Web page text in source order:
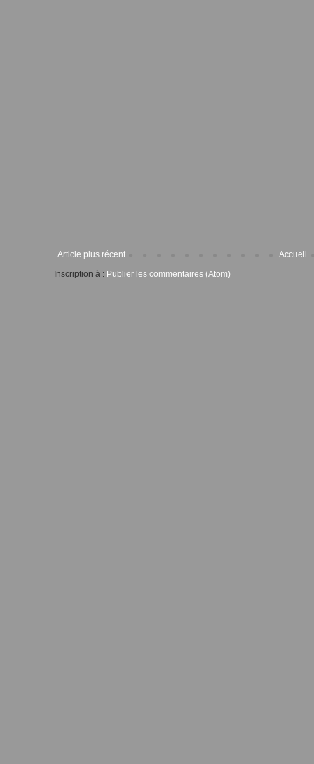
Article plus récent
Accueil
Inscription à : Publier les commentaires (Atom)